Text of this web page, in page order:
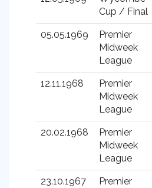
Cup / Final
05.05.1969
Premier
Midweek
League
12.11.1968
Premier
Midweek
League
20.02.1968
Premier
Midweek
League
23.10.1967
Premier